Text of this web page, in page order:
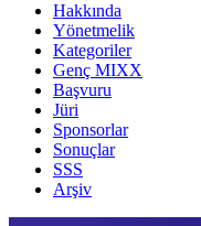
Hakkında
Yönetmelik
Kategoriler
Genç MIXX
Başvuru
Jüri
Sponsorlar
Sonuçlar
SSS
Arşiv